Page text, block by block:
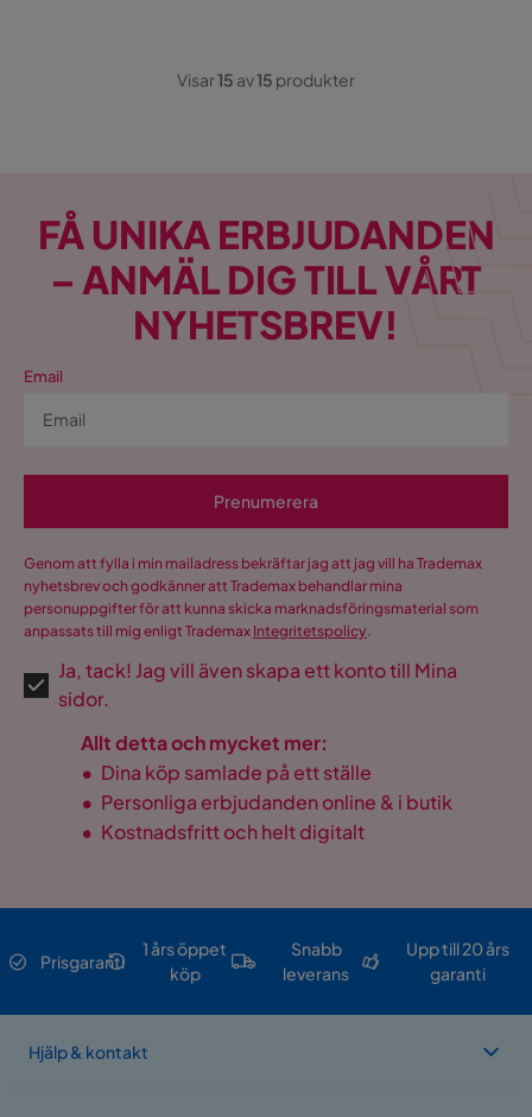
Visar15 av15 produkter
FÅ UNIKA ERBJUDANDEN
– ANMÄL DIG TILL VÅRT
NYHETSBREV!
Email
Prenumerera
Genom att fylla i min mailadress bekräftar jag att jag vill ha Trademax
nyhetsbrev och godkänner att Trademax behandlar mina
personuppgifter för att kunna skicka marknadsföringsmaterial som
anpassats till mig enligt Trademax Integritetspolicy.
Ja, tack! Jag vill även skapa ett konto till Mina
sidor.
Allt detta och mycket mer:
• Dina köp samlade på ett ställe
• Personliga erbjudanden online & i butik
• Kostnadsfritt och helt digitalt
Prisgaranti
1 års öppet
köp
Snabb
leverans
Upp till 20 års
garanti
Hjälp & kontakt